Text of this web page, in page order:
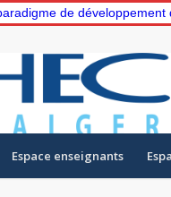
de développement
Espace enseignants